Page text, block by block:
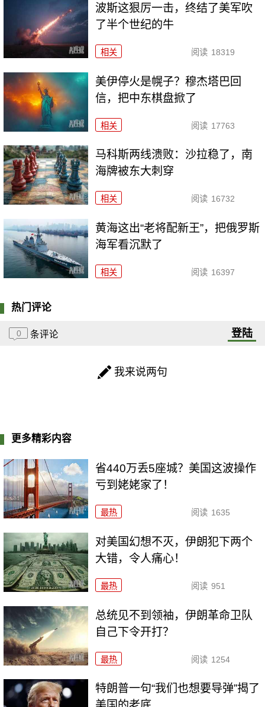
波斯这狠厉一击，终结了美军吹
了半个世纪的牛
相关 阅读 18319
美伊停火是幌子？穆杰塔巴回
信，把中东棋盘掀了
相关 阅读 17763
马科斯两线溃败：沙拉稳了，南
海牌被东大刺穿
相关 阅读 16732
黄海这出“老将配新王”，把俄罗斯
海军看沉默了
相关 阅读 16397
热门评论
0 条评论 登陆
我来说两句
更多精彩内容
省440万丢5座城？美国这波操作
亏到姥姥家了！
最热 阅读 1635
对美国幻想不灭，伊朗犯下两个
大错，令人痛心！
最热 阅读 951
总统见不到领袖，伊朗革命卫队
自己下令开打？
最热 阅读 1254
特朗普一句“我们也想要导弹”揭了